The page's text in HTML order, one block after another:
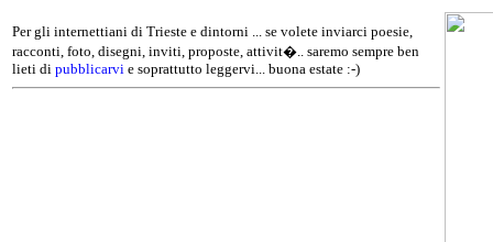
Per gli internettiani di Trieste e dintorni ... se volete inviarci poesie,
racconti, foto, disegni, inviti, proposte, attivit�.. saremo sempre ben
lieti di pubblicarvi e soprattutto leggervi... buona estate :-)